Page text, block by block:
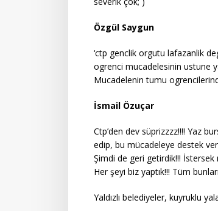
Özgül Saygun
‘ctp genclik orgutu lafazanlik
ogrenci mucadelesinin ustune
Mucadelenin tumu
İsmail Özuçar
Ctp’den dev süprizzzz!!!! Yaz
edip, bu mücadeleye destek
Şimdi de geri getirdik!!! İstersek
Her şeyi biz yaptık!!! Tüm
Yaldızlı belediyeler, kuyruklu